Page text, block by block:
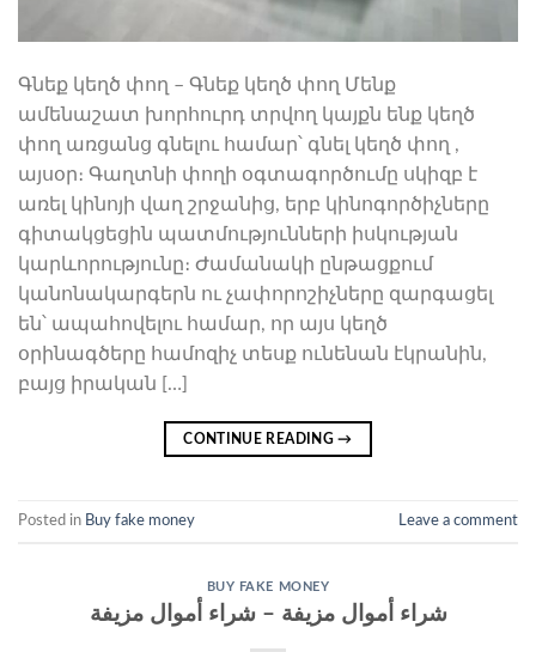
Գնեք կեղծ փող – Գնեք կեղծ փող Մենք
ամենաշատ խորհուրդ տրվող կայքն ենք կեղծ
փող առցանց գնելու համար՝ գնել կեղծ փող ,
այսօր։ Գաղտնի փողի օգտագործումը սկիզբ է
առել կինոյի վաղ շրջանից, երբ կինոգործիչները
գիտակցեցին պատմությունների իսկության
կարևորությունը։ Ժամանակի ընթացքում
կանոնակարգերն ու չափորոշիչները զարգացել
են՝ ապահովելու համար, որ այս կեղծ
օրինագծերը համոզիչ տեսք ունենան էկրանին,
բայց իրական […]
CONTINUE READING→
Posted in Buy fake money Leave a comment
BUY FAKE MONEY
شراء أموال مزيفة – شراء أموال مزيفة